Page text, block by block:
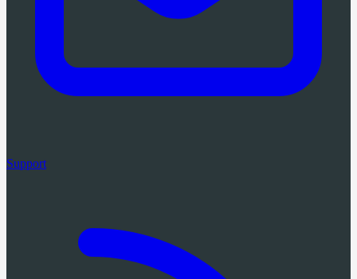
Support